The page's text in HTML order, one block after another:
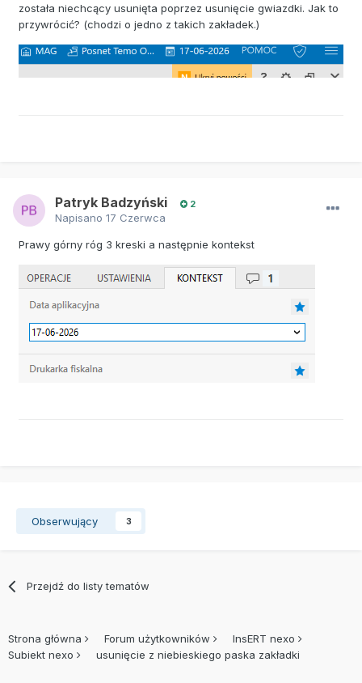
została niechcący usunięta poprzez usunięcie gwiazdki. Jak to
przywrócić? (chodzi o jedno z takich zakładek.)
Patryk Badzyński 2
Napisano 17 Czerwca
Prawy górny róg 3 kreski a następnie kontekst
Obserwujący 3
Przejdź do listy tematów
Strona główna Forum użytkowników
InsERT nexo
Subiekt nexo
usunięcie z niebieskiego paska zakładki